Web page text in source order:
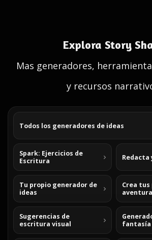
Explora Story
Mas generadores,
y recursos
Todos los generadores de ideas
Spark: Ejercicios de
Escritura
Redacta
Tu propio generador de
ideas
Crea tus
Sugerencias de
escritura visual
fantasía